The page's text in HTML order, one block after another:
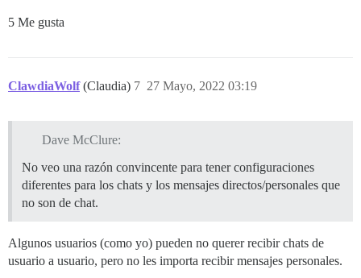
5 Me gusta
ClawdiaWolf (Claudia) 27 Mayo, 2022 03:19
7
Dave McClure:
No veo una razón convincente para tener configuraciones
diferentes para los chats y los mensajes directos/personales que
no son de chat.
Algunos usuarios (como yo) pueden no querer recibir chats de
usuario a usuario, pero no les importa recibir mensajes personales.